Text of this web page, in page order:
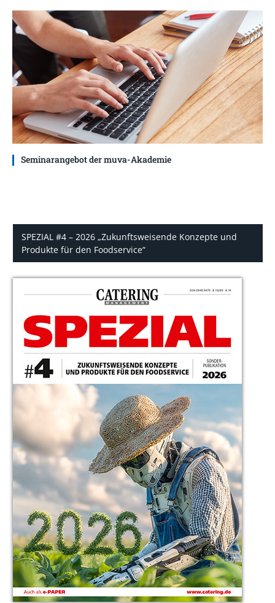
Seminarangebot der muva-Akademie
SPEZIAL #4 – 2026 „Zukunftsweisende Konzepte und
Produkte für den Foodservice“